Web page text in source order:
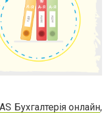
Бухгалтерія онлайн,